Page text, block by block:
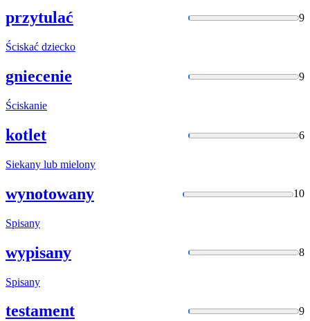
przytulać 9
Ściskać dziecko
gniecenie 9
Ściskanie
kotlet 6
Siekany lub mielony
wynotowany 10
Spisany
wypisany 8
Spisany
testament 9